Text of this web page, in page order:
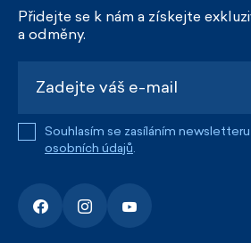
Přidejte se k nám a získejte
a odměny.
Souhlasím se zasíláním newsletteru
osobních údajů.